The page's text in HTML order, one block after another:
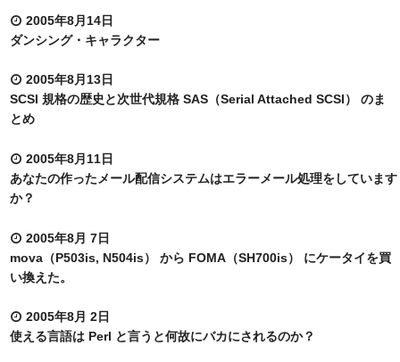
2005年8月14日
ダンシング・キャラクター
2005年8月13日
SCSI 規格の歴史と次世代規格 SAS（Serial Attached SCSI） のま
とめ
2005年8月11日
あなたの作ったメール配信システムはエラーメール処理をしています
か？
2005年8月 7日
mova（P503is, N504is） から FOMA（SH700is） にケータイを買
い換えた。
2005年8月 2日
使える言語は Perl と言うと何故にバカにされるのか？